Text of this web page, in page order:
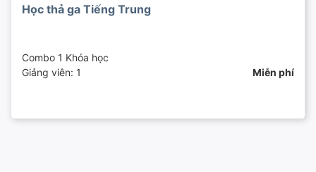
Học thả ga Tiếng Trung
Combo 1 Khóa học
Giảng viên: 1
Miễn phí